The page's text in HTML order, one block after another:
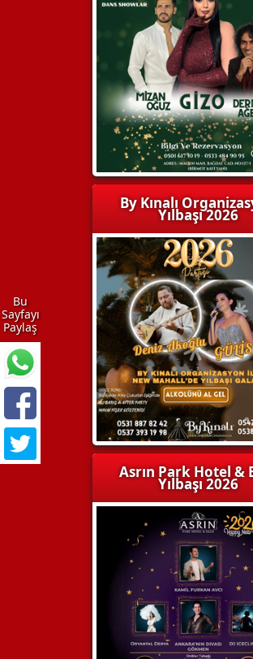
By Kınalı
Yılbaşı 2026
Asrın Park Hotel &
Yılbaşı 2026
Bu
Sayfayı
Paylaş